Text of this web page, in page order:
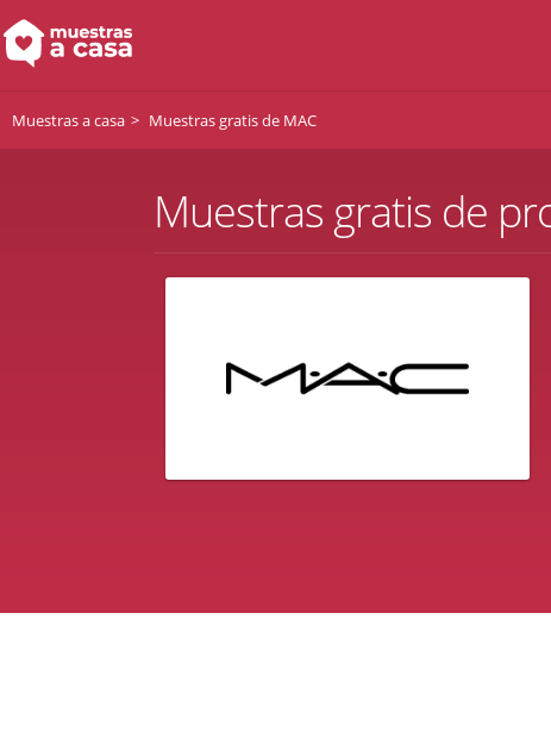
Muestras a casa Muestras gratis de MAC
Muestras gratis de